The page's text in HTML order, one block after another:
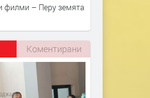
филми – Перу земята
Коментирани